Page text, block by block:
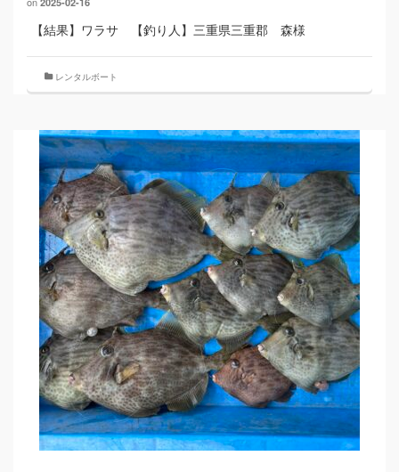
【結果】ワラサ 【釣り人】三重県三重郡 森様
レンタルボート